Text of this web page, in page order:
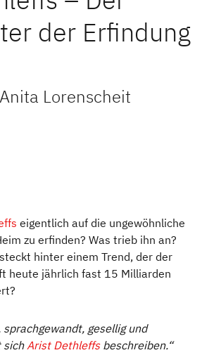
der Erfindung
Lorenscheit
eigentlich auf die ungewöhnliche
zu erfinden? Was trieb ihn an?
hinter einem Trend, der der
heute jährlich fast 15 Milliarden
gesellig und
sichArist Dethleffsbeschreiben.“